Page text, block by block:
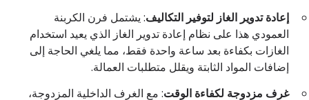
إعادة تدوير الغاز لتوفير التكاليف: يشتمل فرن الكربنة
العمودي هذا على نظام إعادة تدوير الغاز الذي يعيد استخدام
الغازات بكفاءة بعد ساعة واحدة فقط، مما يلغي الحاجة إلى
إضافات المواد الثابتة ويقلل متطلبات العمالة.
غرف مزدوجة لكفاءة الوقت: مع الغرف الداخلية المزدوجة،